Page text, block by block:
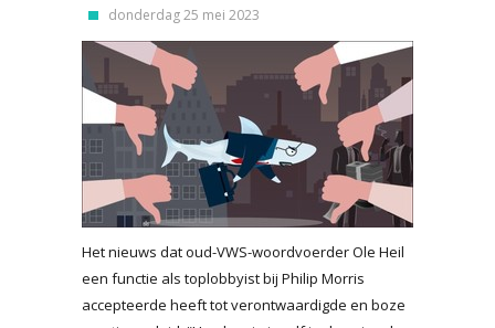
donderdag 25 mei 2023
Het nieuws dat oud-VWS-woordvoerder Ole Heil
een functie als toplobbyist bij Philip Morris
accepteerde heeft tot verontwaardigde en boze